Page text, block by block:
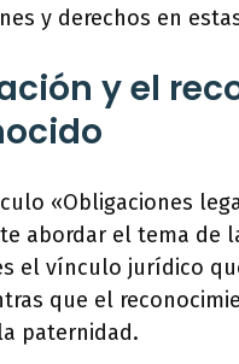
y derechos en
y el
«Obligaciones
abordar el tema de
el vínculo jurídico
que el
paternidad.